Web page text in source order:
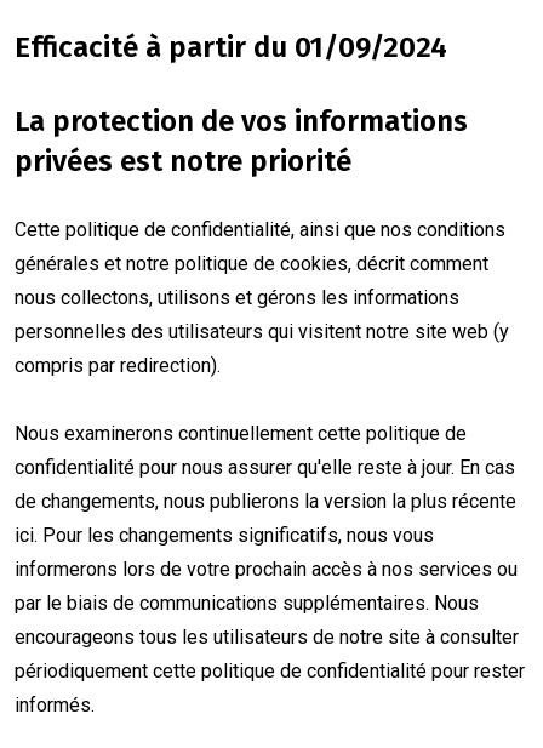
Efficacité à partir du 01/09/2024
La protection de vos informations
privées est notre priorité
Cette politique de confidentialité, ainsi que nos conditions
générales et notre politique de cookies, décrit comment
nous collectons, utilisons et gérons les informations
personnelles des utilisateurs qui visitent notre site web (y
compris par redirection).
Nous examinerons continuellement cette politique de
confidentialité pour nous assurer qu'elle reste à jour. En cas
de changements, nous publierons la version la plus récente
ici. Pour les changements significatifs, nous vous
informerons lors de votre prochain accès à nos services ou
par le biais de communications supplémentaires. Nous
encourageons tous les utilisateurs de notre site à consulter
périodiquement cette politique de confidentialité pour rester
informés.